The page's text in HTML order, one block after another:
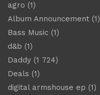
agro (1)
Album Announcement (1)
Bass Music (1)
d&b (1)
Daddy (1 724)
Deals (1)
digital armshouse ep (1)